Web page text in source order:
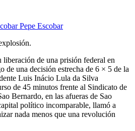
Pepe Escobar
liberación de una prisión federal en
de una decisión estrecha de 6 × 5 de la
Luis Inácio Lula da Silva
de 45 minutos frente al Sindicato de
Bernardo, en las afueras de Sao
político incomparable, llamó a
nada menos que una revolución